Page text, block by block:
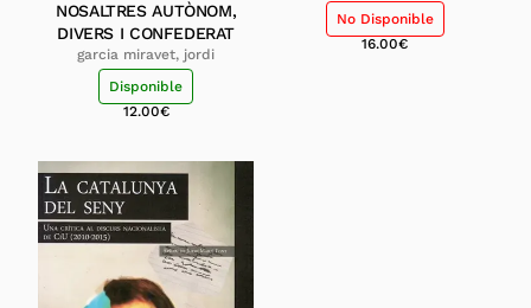
NOSALTRES AUTÒNOM,
DIVERS I CONFEDERAT
garcia miravet, jordi
Disponible
12.00€
No Disponible
16.00€